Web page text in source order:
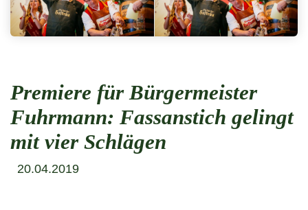
Premiere für Bürgermeister
Fuhrmann: Fassanstich gelingt
mit vier Schlägen
20.04.2019